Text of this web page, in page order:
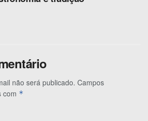
não será publicado. Campos
com *